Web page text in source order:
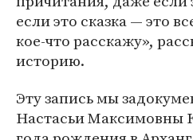
если это сказка — это
кое-что расскажу»,
историю.
Эту запись мы
Настасьи Максимовны